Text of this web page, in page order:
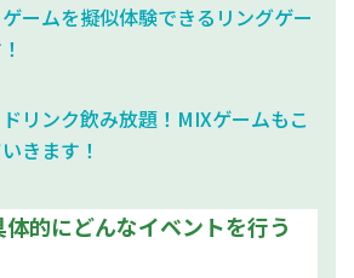
ームを擬似体験できるリングゲー
リンク飲み放題！MIXゲームもこ
きます！
的にどんなイベントを行う